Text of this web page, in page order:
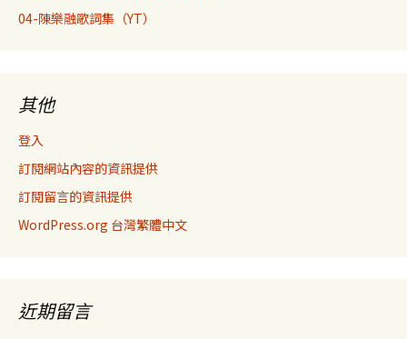
04-陳樂融歌詞集（YT）
其他
登入
訂閱網站內容的資訊提供
訂閱留言的資訊提供
WordPress.org 台灣繁體中文
近期留言